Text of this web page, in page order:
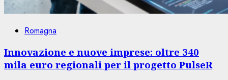
Romagna
Innovazione e nuove imprese: oltre 340
mila euro regionali per il progetto PulseR